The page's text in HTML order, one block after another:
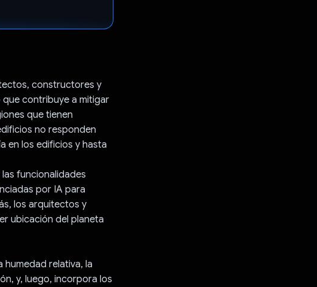
constructores y
contribuye a mitigar
que tienen
no responden
en los edificios y hasta
funcionalidades
por IA para
los arquitectos y
ubicación del planeta
humedad relativa, la
y, luego, incorpora los